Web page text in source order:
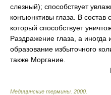
слезный); способствует
конъюнктивы глаза. В
который способствует
Раздражение глаза, а
образование избыточного
также Моргание.
Медицинские термины 2000